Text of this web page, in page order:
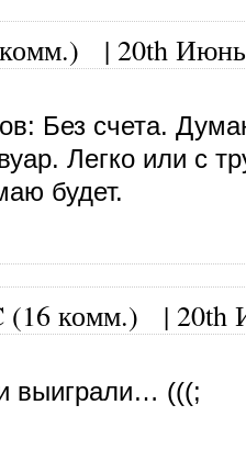
| 20th
: Без счета.
Легко или с
будет.
(16 комм.) | 20th
выиграли… (((;